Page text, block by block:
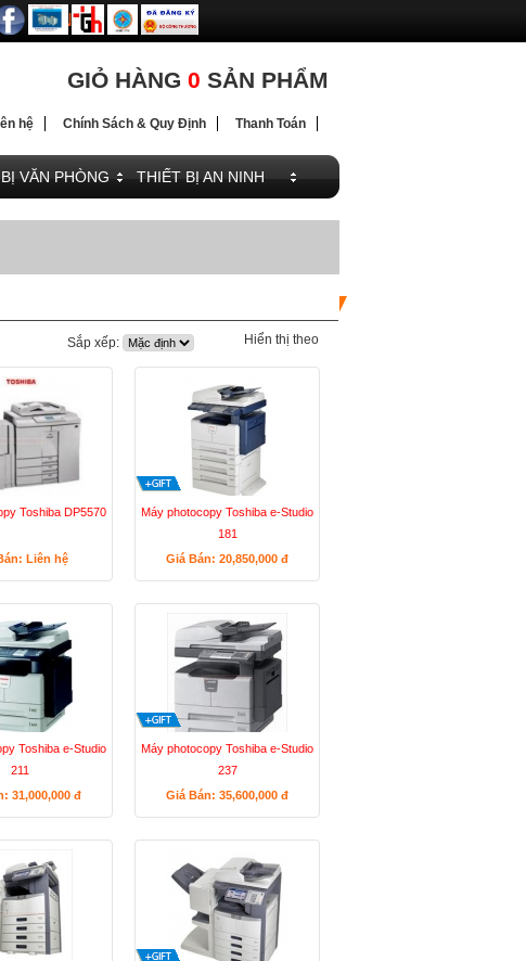
ĐIỆN
GIỎ HÀNG 0 SẢN PHẨM
hệ Chính Sách & Quy Định Thanh Toán
VĂN PHÒNG THIẾT BỊ AN NINH
Sắp xếp: Hiển thị theo
Toshiba DP5570
Liên hệ
Máy photocopy Toshiba e-Studio
181
Giá Bán: 20,850,000đ
Toshiba e-Studio
211
31,000,000đ
Máy photocopy Toshiba e-Studio
237
Giá Bán: 35,600,000đ